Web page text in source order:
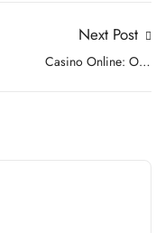
Next Post
Casino Online: One